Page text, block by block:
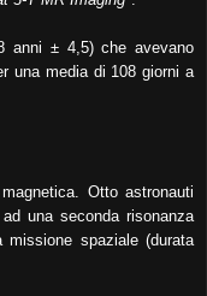
anni ± 4,5) che avevano
una media di 108 giorni a
Otto astronauti
una seconda risonanza
spaziale (durata